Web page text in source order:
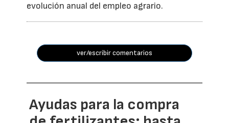
evolución anual del empleo agrario.
ver/escribir comentarios
Ayudas para la compra